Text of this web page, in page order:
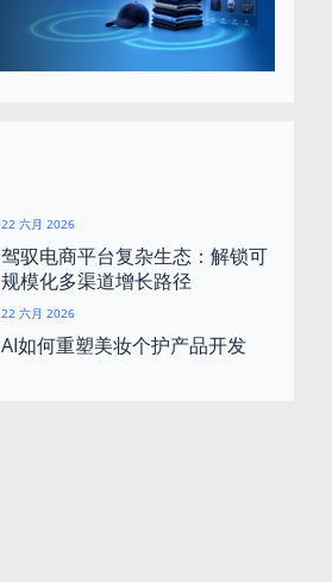
22 六月 2026
驾驭电商平台复杂生态：解锁可
规模化多渠道增长路径
22 六月 2026
AI如何重塑美妆个护产品开发